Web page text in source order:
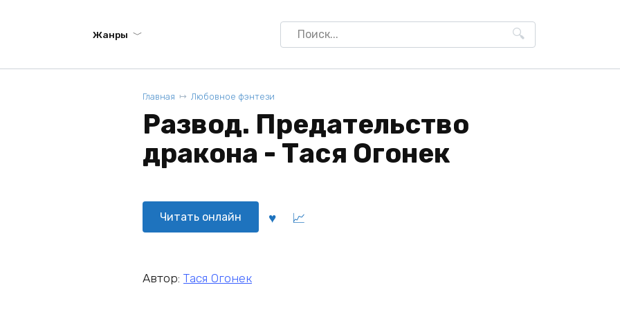
Жанры
Search
for:
Главная Любовное фэнтези
Развод. Предательство
дракона - Тася Огонек
Читать онлайн
Автор: Тася Огонек